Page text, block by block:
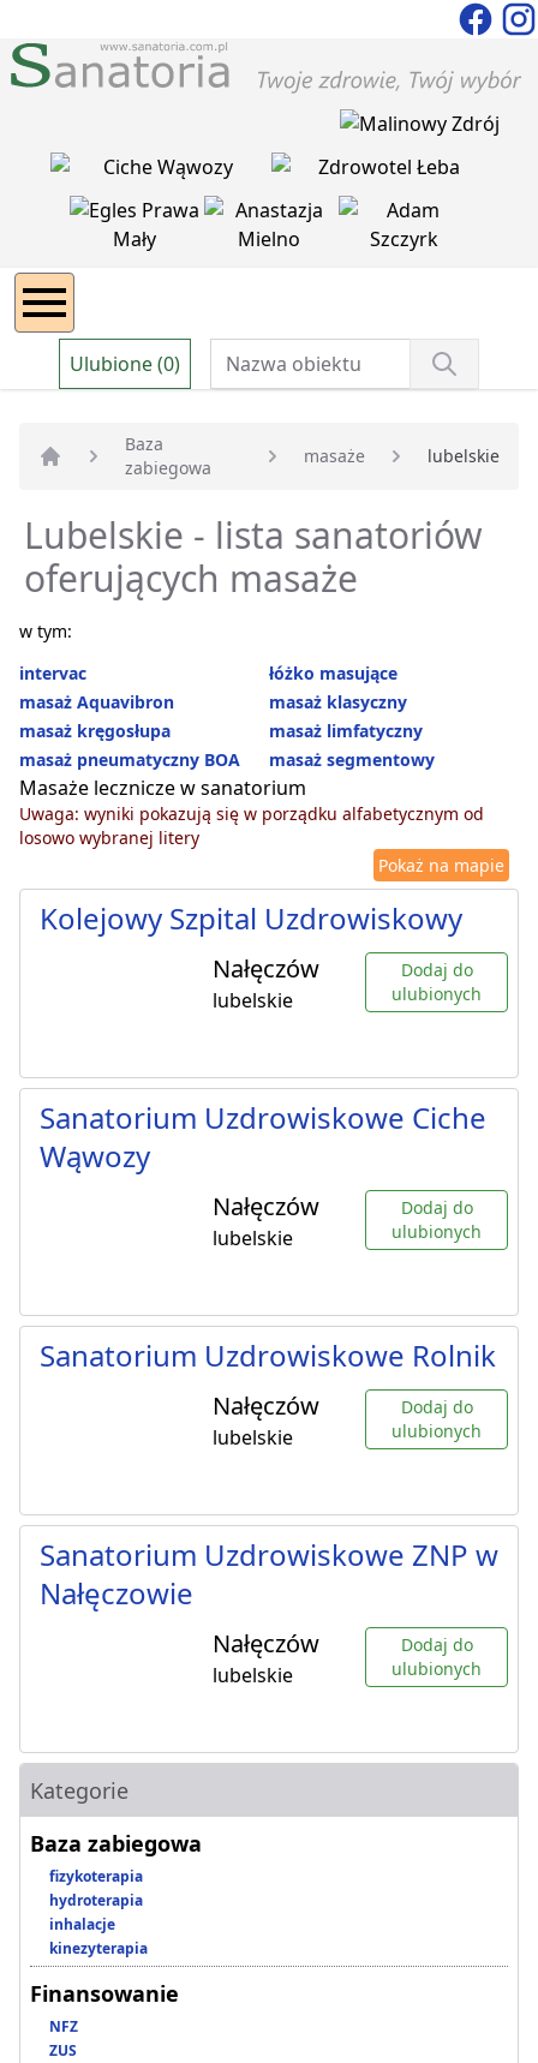
Ulubione (0)
Strona główna
Baza
zabiegowa
masaże lubelskie
Lubelskie - lista sanatoriów
oferujących masaże
w tym:
intervac
łóżko masujące
masaż Aquavibron
masaż klasyczny
masaż kręgosłupa
masaż limfatyczny
masaż pneumatyczny BOA
masaż segmentowy
Masaże lecznicze w sanatorium
Uwaga: wyniki pokazują się w porządku alfabetycznym od
losowo wybranej litery
Pokaż na mapie
Kolejowy Szpital Uzdrowiskowy
Nałęczów
lubelskie
Dodaj do
ulubionych
Sanatorium Uzdrowiskowe Ciche
Wąwozy
Nałęczów
lubelskie
Dodaj do
ulubionych
Sanatorium Uzdrowiskowe Rolnik
Nałęczów
lubelskie
Dodaj do
ulubionych
Sanatorium Uzdrowiskowe ZNP w
Nałęczowie
Nałęczów
lubelskie
Dodaj do
ulubionych
Kategorie
Baza zabiegowa
fizykoterapia
hydroterapia
inhalacje
kinezyterapia
Finansowanie
NFZ
ZUS